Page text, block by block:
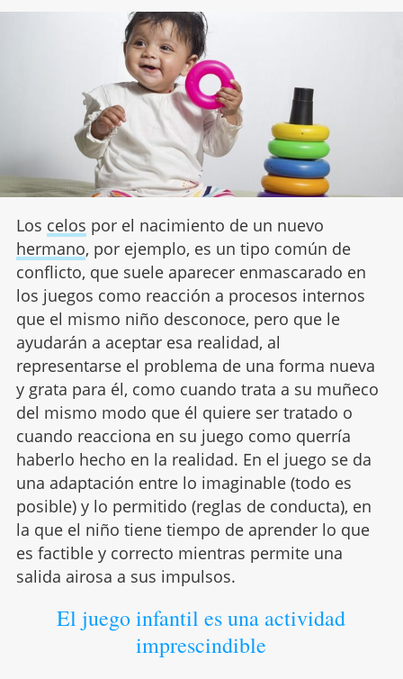
Los celos por el nacimiento de un nuevo
hermano, por ejemplo, es un tipo común de
conflicto, que suele aparecer enmascarado en
los juegos como reacción a procesos internos
que el mismo niño desconoce, pero que le
ayudarán a aceptar esa realidad, al
representarse el problema de una forma nueva
y grata para él, como cuando trata a su muñeco
del mismo modo que él quiere ser tratado o
cuando reacciona en su juego como querría
haberlo hecho en la realidad. En el juego se da
una adaptación entre lo imaginable (todo es
posible) y lo permitido (reglas de conducta), en
la que el niño tiene tiempo de aprender lo que
es factible y correcto mientras permite una
salida airosa a sus impulsos.
El juego infantil es una actividad
imprescindible